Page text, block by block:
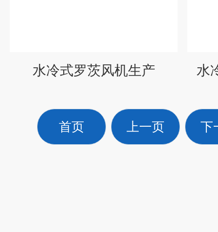
水冷式罗茨风机生产 水
首页 上一页 下